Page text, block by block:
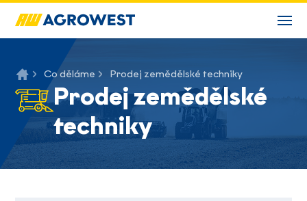
Co děláme Prodej zemědělské techniky
Prodej zemědělské
techniky